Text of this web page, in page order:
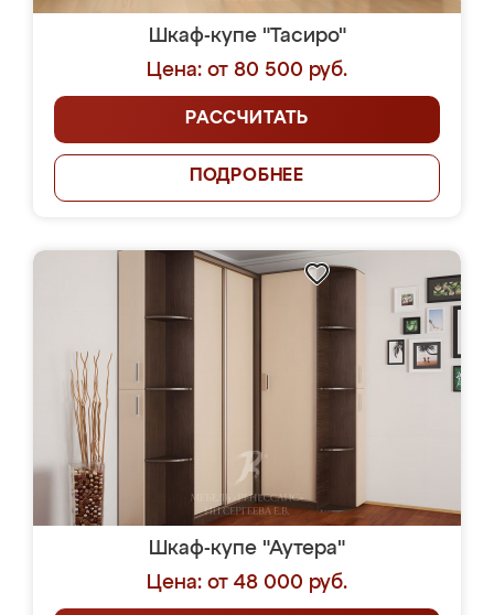
Шкаф-купе "Тасиро"
Цена: от 80 500 руб.
РАССЧИТАТЬ
ПОДРОБНЕЕ
Шкаф-купе "Аутера"
Цена: от 48 000 руб.